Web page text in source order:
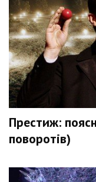
Престиж:
поворотів)